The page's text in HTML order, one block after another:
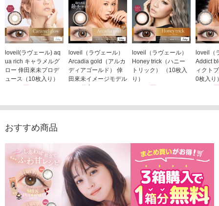
loveil(ラヴェール) aq
ua rich キャラメルグ
ロー 倖田來未プロデ
ュース（10枚入り）
loveil（ラヴェール）
Arcadia gold（アルカ
ディアゴールド） 倖
田來未イメージモデル
（10枚入り）
loveil（ラヴェール）
Honey trick（ハニー
トリック） （10枚入
り）
loveil（
Addict
ィクト
0枚入り
おすすめ商品